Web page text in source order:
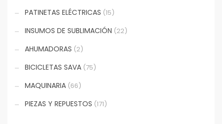
PATINETAS ELÉCTRICAS (15)
INSUMOS DE SUBLIMACIÓN (22)
AHUMADORAS (2)
BICICLETAS SAVA (75)
MAQUINARIA (66)
PIEZAS Y REPUESTOS (171)